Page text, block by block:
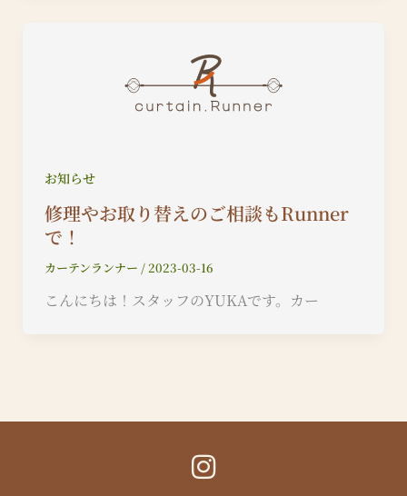
お知らせ
修理やお取り替えのご相談もRunner
で！
カーテンランナー / 2023-03-16
こんにちは！スタッフのYUKAです。カー
I
n